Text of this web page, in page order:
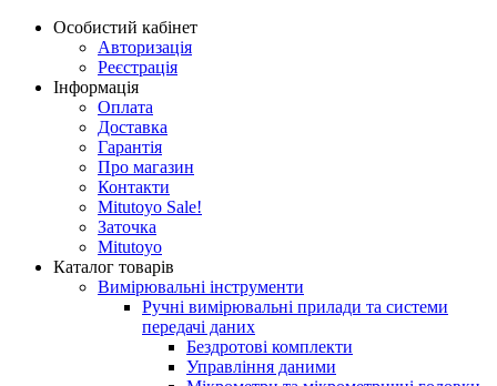
Особистий кабінет
Авторизація
Реєстрація
Інформація
Оплата
Доставка
Гарантія
Про магазин
Контакти
Mitutoyo Sale!
Заточка
Mitutoyo
Каталог товарів
Вимірювальні інструменти
Ручні вимірювальні прилади та системи
передачі даних
Бездротові комплекти
Управління даними